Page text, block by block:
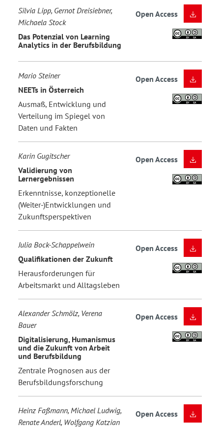
Silvia Lipp, Gernot Dreisiebner,
Michaela Stock
Das Potenzial von Learning
Analytics in der Berufsbildung
Open Access
Mario Steiner
NEETs in Österreich
Ausmaß, Entwicklung und
Verteilung im Spiegel von
Daten und Fakten
Open Access
Karin Gugitscher
Validierung von
Lernergebnissen
Erkenntnisse, konzeptionelle
(Weiter-)Entwicklungen und
Zukunftsperspektiven
Open Access
Julia Bock-Schappelwein
Qualifikationen der Zukunft
Herausforderungen für
Arbeitsmarkt und Alltagsleben
Open Access
Alexander Schmölz, Verena
Bauer
Digitalisierung, Humanismus
und die Zukunft von Arbeit
und Berufsbildung
Zentrale Prognosen aus der
Berufsbildungsforschung
Open Access
Heinz Faßmann, Michael Ludwig,
Renate Anderl, Wolfgang Katzian
Open Access